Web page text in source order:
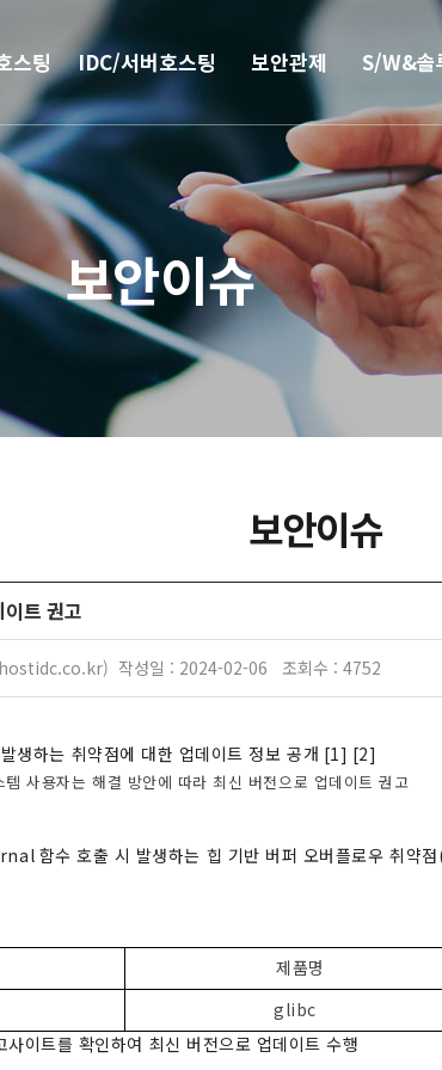
스팅 IDC/서버호스팅
서버호스팅
CN2 중국회선
서버 매니지먼트
IPFS 구축
L4 로드밸런싱
보안관제
안티랜섬웨어
웹격리(RBI)
방화벽
보안솔루션
DDoS & 백신
S/W&솔
부가서
SSO 통합
모바일 간
보안이슈
보안이슈
트 권고
작성일 : 2024-02-06 조회수 : 4752
생하는 취약점에 대한 업데이트 정보 공개 [1] [2]
사용자는 해결 방안에 따라 최신 버전으로 업데이트 권고
함수 호출 시 발생하는 힙 기반 버퍼 오버플로우 취약점
제품명
glibc
이트를 확인하여 최신 버전으로 업데이트 수행